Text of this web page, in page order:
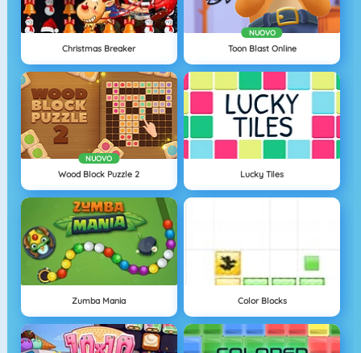
Christmas Breaker
NUOVO
Toon Blast Online
NUOVO
Wood Block Puzzle 2 Lucky Tiles
Zumba Mania Color Blocks